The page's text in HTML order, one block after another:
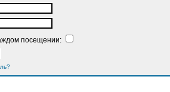
посещении: